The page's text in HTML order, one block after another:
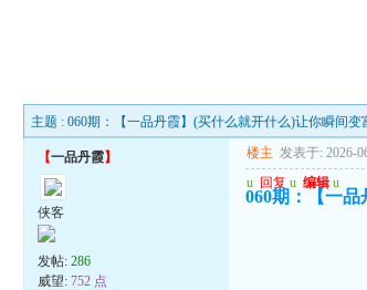
主题 : 060期：【一品丹霞】(买什么就开什么)让你瞬间变
【一品丹霞】
侠客
发帖:286
威望:752 点
楼主 发表于: 2026-
u 回复 u 编辑 u
060期：【一